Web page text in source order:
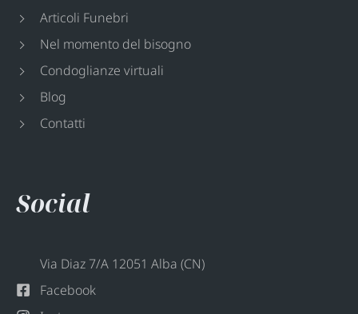
Articoli Funebri
Nel momento del bisogno
Condoglianze virtuali
Blog
Contatti
Social
Via Diaz 7/A 12051 Alba (CN)
Facebook